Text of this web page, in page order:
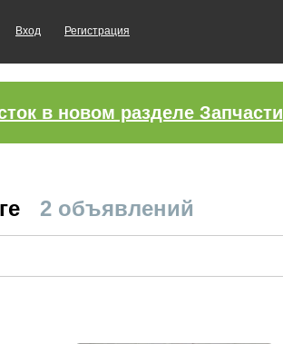
Вход Регистрация
в новом разделе Запчасти
2 объявлений